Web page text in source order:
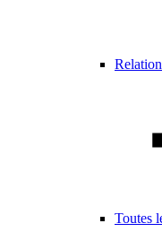
Toutes